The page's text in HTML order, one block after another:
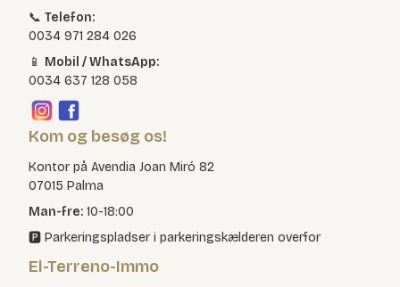
📞Telefon:
0034 971 284 026
📱 Mobil / WhatsApp:
0034 637 128 058
Kom og besøg os!
Kontor på Avendia Joan Miró 82
07015 Palma
Man-fre: 10-18:00
🅿️ Parkeringspladser i parkeringskælderen overfor
El-Terreno-Immo